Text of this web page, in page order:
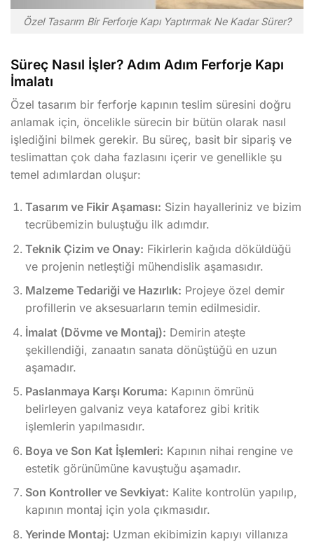
Özel Tasarım Bir Ferforje Kapı Yaptırmak Ne Kadar Sürer?
Süreç Nasıl İşler? Adım Adım Ferforje Kapı
İmalatı
Özel tasarım bir ferforje kapının teslim süresini doğru
anlamak için, öncelikle sürecin bir bütün olarak nasıl
işlediğini bilmek gerekir. Bu süreç, basit bir sipariş ve
teslimattan çok daha fazlasını içerir ve genellikle şu
temel adımlardan oluşur:
Tasarım ve Fikir Aşaması: Sizin hayalleriniz ve bizim
tecrübemizin buluştuğu ilk adımdır.
Teknik Çizim ve Onay: Fikirlerin kağıda döküldüğü
ve projenin netleştiği mühendislik aşamasıdır.
Malzeme Tedariği ve Hazırlık: Projeye özel demir
profillerin ve aksesuarların temin edilmesidir.
İmalat (Dövme ve Montaj): Demirin ateşte
şekillendiği, zanaatın sanata dönüştüğü en uzun
aşamadır.
Paslanmaya Karşı Koruma: Kapının ömrünü
belirleyen galvaniz veya kataforez gibi kritik
işlemlerin yapılmasıdır.
Boya ve Son Kat İşlemleri: Kapının nihai rengine ve
estetik görünümüne kavuştuğu aşamadır.
Son Kontroller ve Sevkiyat: Kalite kontrolün yapılıp,
kapının montaj için yola çıkmasıdır.
Yerinde Montaj: Uzman ekibimizin kapıyı villanıza